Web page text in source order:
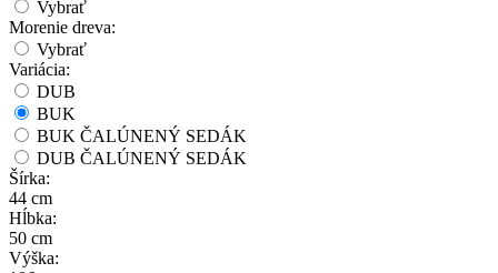
Vybrať
Morenie dreva:
Vybrať
Variácia:
DUB
BUK
BUK ČALÚNENÝ SEDÁK
DUB ČALÚNENÝ SEDÁK
Šírka:
44 cm
Hĺbka:
50 cm
Výška: